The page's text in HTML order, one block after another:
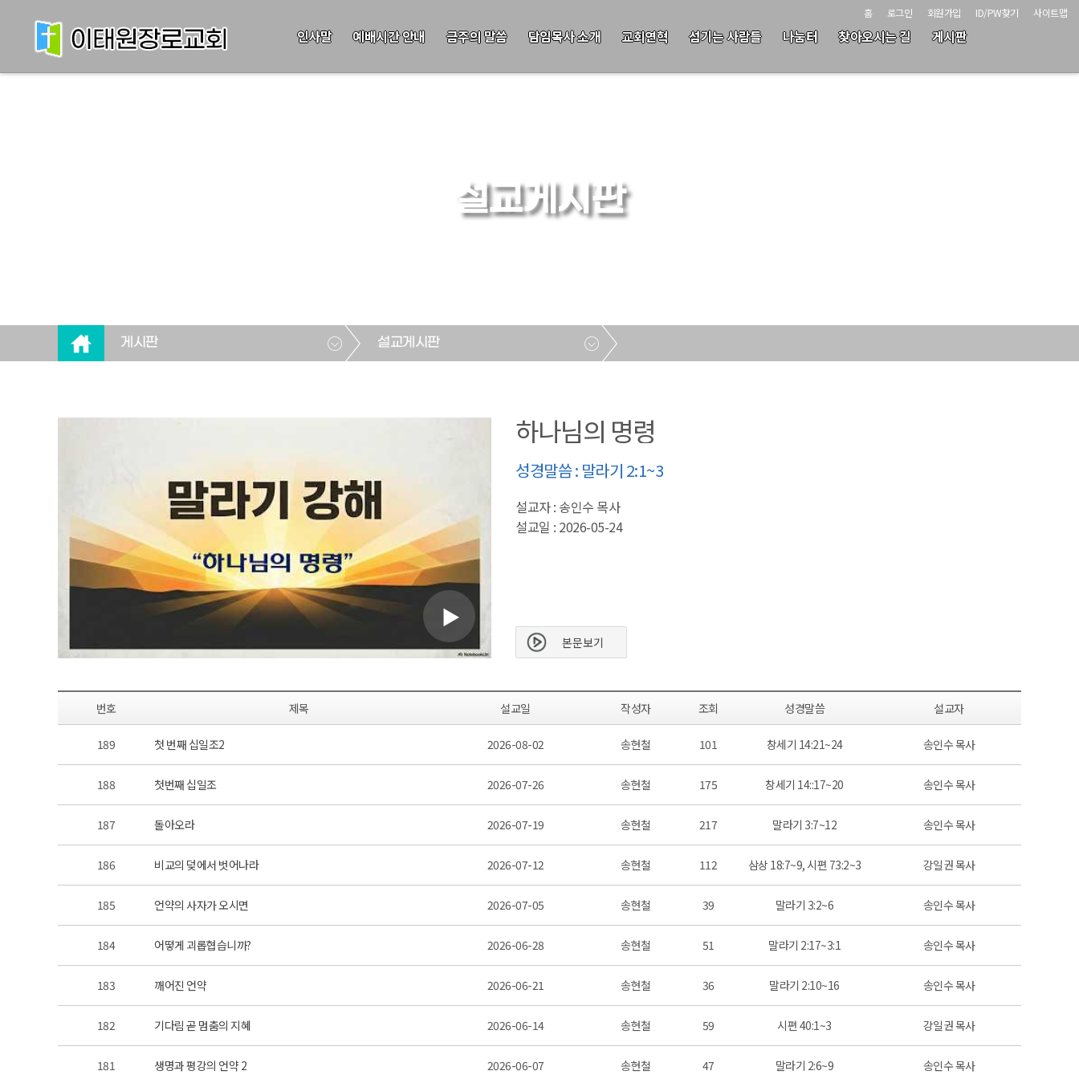
인사말 예배시간 안내 금주의 말씀 담임목사 소개 교회연혁 섬기는 사람들 나눔터 찾아오시는 길 게시판
홈 로그인 회원가입 ID/PW찾기 사이트맵
설교게시판
게시판 설교게시판
하나님의 명령
성경말씀 : 말라기 2:1~3
설교자 : 송인수 목사
설교일 : 2026-05-24
본문보기
번호 제목 설교일 작성자 조회 성경말씀 설교자
189 첫 번째 십일조2 2026-08-02 송현철 101 창세기 14:21~24 송인수 목사
188 첫번째 십일조 2026-07-26 송현철 175 창세기 14::17~20 송인수 목사
187 돌아오라 2026-07-19 송현철 217 말라기 3:7~12 송인수 목사
186 비교의 덪에서 벗어나라 2026-07-12 송현철 112 삼상 18:7~9, 시편 73:2~3 강일권 목사
185 언약의 사자가 오시면 2026-07-05 송현철 39 말라기 3:2~6 송인수 목사
184 어떻게 괴롭협습니까? 2026-06-28 송현철 51 말라기 2:17~3:1 송인수 목사
183 깨어진 언약 2026-06-21 송현철 36 말라기 2:10~16 송인수 목사
182 기다림 곧 멈춤의 지혜 2026-06-14 송현철 59 시편 40:1~3 강일권 목사
181 생명과 평강의 언약 2 2026-06-07 송현철 47 말라기 2:6~9 송인수 목사